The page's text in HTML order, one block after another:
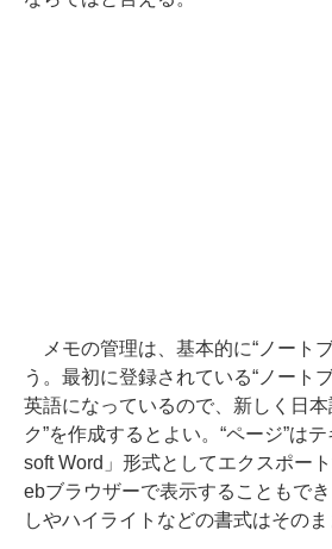
メモの管理は、基本的に“ノートブ
う。最初に登録されている“ノート
英語になっているので、新しく日本
ク”を作成するとよい。“ページ”は
soft Word」形式としてエクスポー
ebブラウザーで表示することもで
しやハイライトなどの書式はそのま